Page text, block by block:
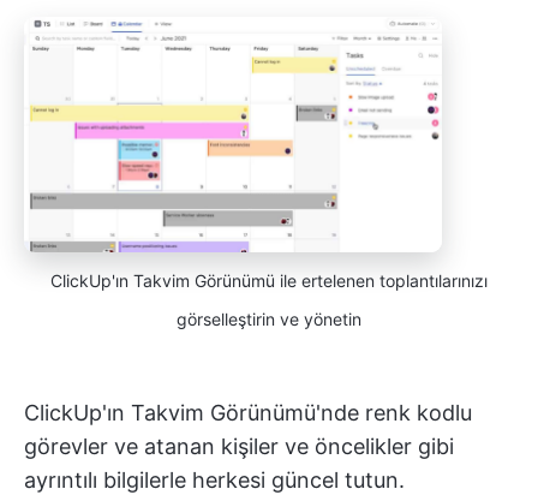
ClickUp'ın Takvim Görünümü ile ertelenen toplantılarınızı
görselleştirin ve yönetin
ClickUp'ın Takvim Görünümü'nde renk kodlu
görevler ve atanan kişiler ve öncelikler gibi
ayrıntılı bilgilerle herkesi güncel tutun.